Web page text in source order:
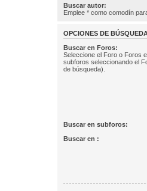
Buscar autor:
Emplee * como comodín
OPCIONES DE
Buscar en Foros:
Seleccione el Foro o Foros
subforos seleccionando el
de búsqueda).
Buscar en subforos:
Buscar en :